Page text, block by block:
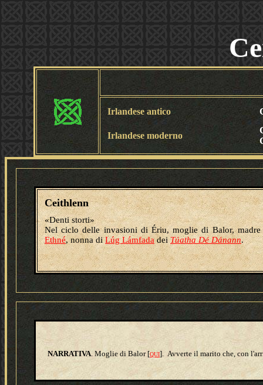
Irlandese antico
Irlandese moderno
Ceithlenn
«Denti storti»
Nel ciclo delle invasioni di Ériu, moglie di Balor,
Ethné, nonna diLúg LámfadadeiTúatha Dé Dánann.
NARRATIVA. Moglie di Balor [QUI]. Avverte il marito che, con